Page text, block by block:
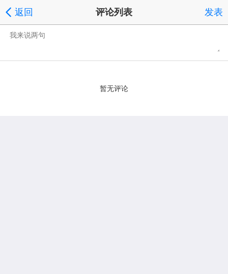
返回 评论列表 发表
暂无评论